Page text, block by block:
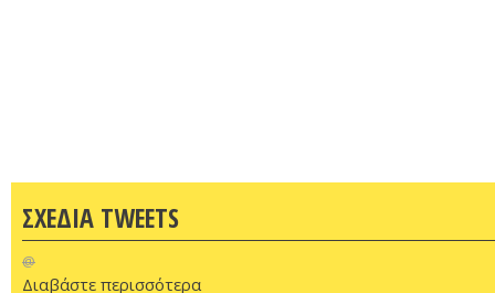
ΣΧΕΔΙΑ TWEETS
@
Διαβάστε περισσότερα